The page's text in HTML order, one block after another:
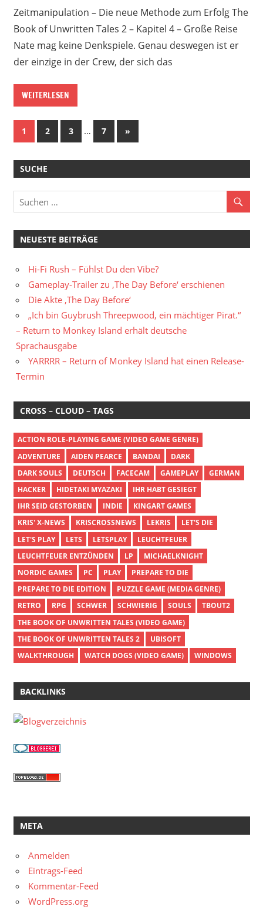
Zeitmanipulation – Die neue Methode zum Erfolg The
Book of Unwritten Tales 2 – Kapitel 4 – Große Reise
Nate mag keine Denkspiele. Genau deswegen ist er
der einzige in der Crew, der sich das
WEITERLESEN
Beitragsnavigation
1 2 3 … 7
Nächste
Beiträge
»
SUCHE
NEUESTE BEITRÄGE
Hi-Fi Rush – Fühlst Du den Vibe?
Gameplay-Trailer zu ‚The Day Before‘ erschienen
Die Akte ‚The Day Before‘
„Ich bin Guybrush Threepwood, ein mächtiger Pirat.“
– Return to Monkey Island erhält deutsche
Sprachausgabe
YARRRR – Return of Monkey Island hat einen Release-
Termin
CROSS – CLOUD – TAGS
ACTION ROLE-PLAYING GAME (VIDEO GAME GENRE)
ADVENTURE
AIDEN PEARCE BANDAI
DARK
DARK SOULS
DEUTSCH FACECAM GAMEPLAY
GERMAN
HACKER
HIDETAKI MYAZAKI
IHR HABT GESIEGT
IHR SEID GESTORBEN
INDIE
KINGART GAMES
KRIS' X-NEWS
KRISCROSSNEWS LEKRIS
LET'S DIE
LET'S PLAY
LETS LETSPLAY
LEUCHTFEUER
LEUCHTFEUER ENTZÜNDEN
LP
MICHAELKNIGHT
NORDIC GAMES
PC PLAY
PREPARE TO DIE
PREPARE TO DIE EDITION
PUZZLE GAME (MEDIA GENRE)
RETRO
RPG SCHWER SCHWIERIG SOULS
TBOUT2
THE BOOK OF UNWRITTEN TALES (VIDEO GAME)
THE BOOK OF UNWRITTEN TALES 2
UBISOFT
WALKTHROUGH
WATCH DOGS (VIDEO GAME) WINDOWS
BACKLINKS
META
Anmelden
Eintrags-Feed
Kommentar-Feed
WordPress.org